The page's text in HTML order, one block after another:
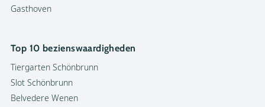
Gasthoven
Top 10 bezienswaardigheden
Tiergarten Schönbrunn
Slot Schönbrunn
Belvedere Wenen